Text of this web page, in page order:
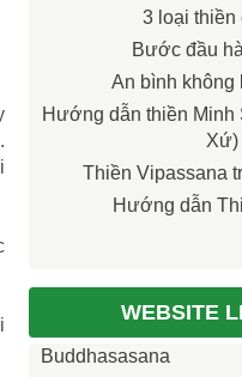
3 loại thiền
Bước đầu
An bình không
Hướng dẫn thiền Minh
Xứ)
Thiền Vipassana
Hướng dẫn
WEBSITE
Buddhasasana